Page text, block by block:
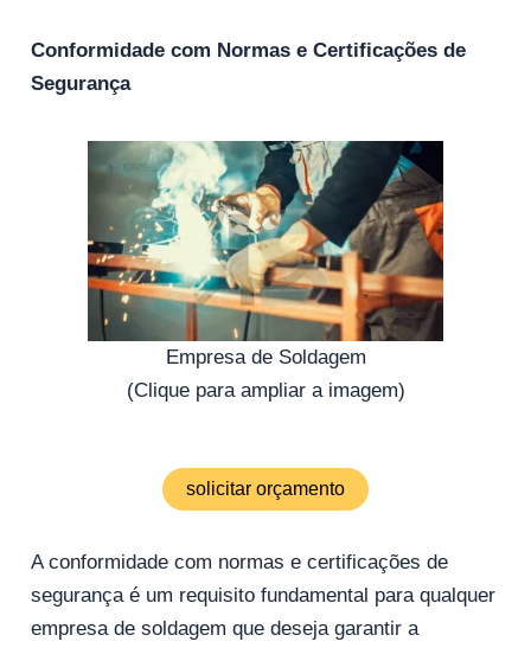
Conformidade com Normas e Certificações de
Segurança
Empresa de Soldagem
(Clique para ampliar a imagem)
solicitar orçamento
A conformidade com normas e certificações de
segurança é um requisito fundamental para qualquer
empresa de soldagem que deseja garantir a